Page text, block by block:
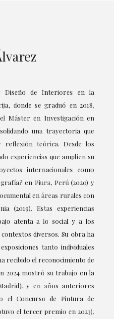
Diseño de Interiores en la
donde se graduó en 2018,
Máster en Investigación en
una trayectoria que
reflexión teórica. Desde los
experiencias que amplíen su
internacionales como
en Piura, Perú (2020) y
en áreas rurales con
(2019). Estas experiencias
atenta a lo social y a los
diversos. Su obra ha
tanto individuales
recibido el reconocimiento de
2024 mostró su trabajo en la
y en años anteriores
el Concurso de Pintura de
el tercer premio en 2023),